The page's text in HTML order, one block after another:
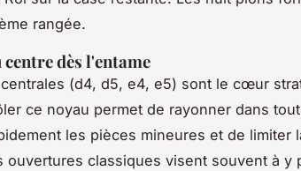
rangée.
dès l'entame
(d4, d5, e4, e5) sont le cœur
ce noyau permet de rayonner dans
les pièces mineures et de limiter
ouvertures classiques visent souvent à y